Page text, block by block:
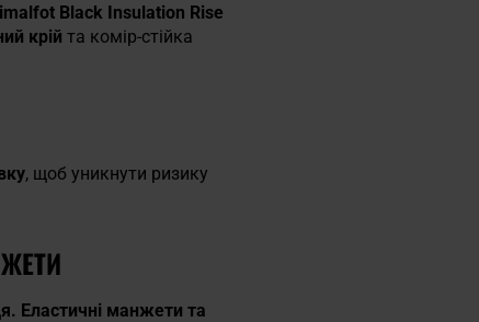
Black Insulation Rise
крій та комір-стійка
, щоб уникнути ризику
Еластичні манжети та